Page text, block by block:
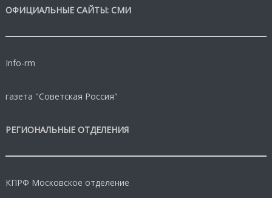
ОФИЦИАЛЬНЫЕ САЙТЫ: СМИ
Info-rm
газета "Советская Россия"
РЕГИОНАЛЬНЫЕ ОТДЕЛЕНИЯ
КПРФ Московское отделение